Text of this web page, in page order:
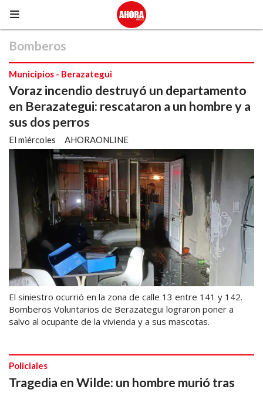
Bomberos
Voraz incendio destruyó un departamento
en Berazategui: rescataron a un hombre y a
sus dos perros
AHORAONLINE
Municipios - Berazategui
El miércoles
El siniestro ocurrió en la zona de calle 13 entre 141 y 142.
Bomberos Voluntarios de Berazategui lograron poner a
salvo al ocupante de la vivienda y a sus mascotas.
Tragedia en Wilde: un hombre murió tras
Policiales